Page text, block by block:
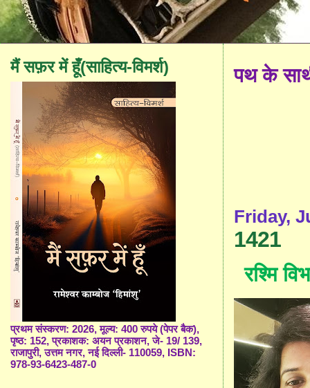
पथ के
Friday,
1421
रश्मि
मैं सफ़र में हूँ(साहित्य-विमर्श)
प्रथम संस्करण: 2026, मूल्य: 400 रुपये (पेपर बैक),
पृष्ठ: 152, प्रकाशक: अयन प्रकाशन, जे- 19/ 139,
राजापुरी, उत्तम नगर, नई दिल्ली- 110059, ISBN:
978-93-6423-487-0